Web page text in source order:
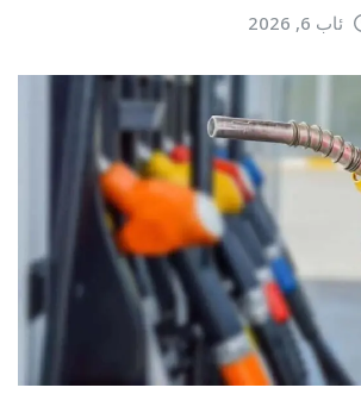
ئاب 6, 2026